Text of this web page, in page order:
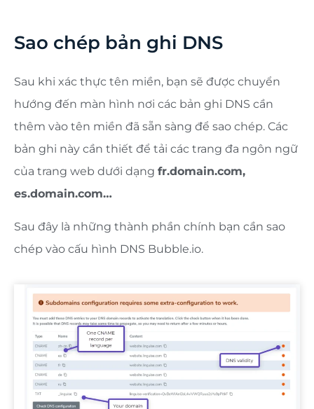
Sao chép bản ghi DNS
Sau khi xác thực tên miền, bạn sẽ được chuyển
hướng đến màn hình nơi các bản ghi DNS cần
thêm vào tên miền đã sẵn sàng để sao chép. Các
bản ghi này cần thiết để tải các trang đa ngôn ngữ
của trang web dưới dạng fr.domain.com,
es.domain.com…
Sau đây là những thành phần chính bạn cần sao
chép vào cấu hình DNS Bubble.io.